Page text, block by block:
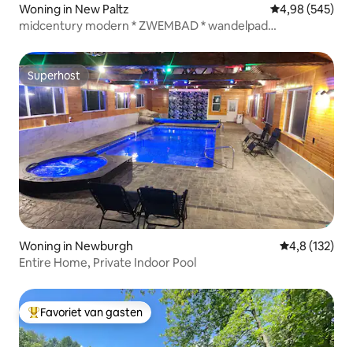
Woning in New Paltz Gemiddelde
4,98 (545)
midcentury modern * ZWEMBAD * wandelpad
Superhost
Superhost
Woning in Newburgh Gemiddelde
4,8 (132)
Entire Home, Private Indoor Pool
Topfavoriet van gasten
Favoriet van gasten